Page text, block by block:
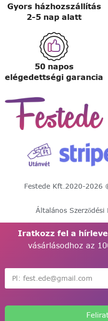
Gyors házhozszállítás
2-5 nap alatt
50 napos
elégedettségi garancia
Festede Kft.2020-2026
Általános Szerződési
Iratkozz fel a
vásárlásodhoz az